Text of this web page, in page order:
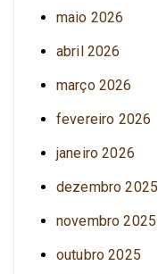
maio 2026
abril 2026
março 2026
fevereiro 2026
janeiro 2026
dezembro 2025
novembro 2025
outubro 2025